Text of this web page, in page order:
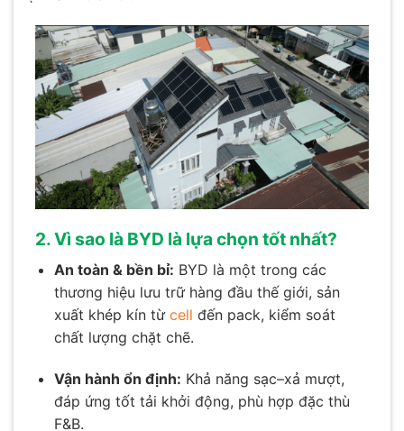
2. Vì sao là BYD là lựa chọn tốt nhất?
An toàn & bền bỉ: BYD là một trong các
thương hiệu lưu trữ hàng đầu thế giới, sản
xuất khép kín từ cell đến pack, kiểm soát
chất lượng chặt chẽ.
Vận hành ổn định: Khả năng sạc–xả mượt,
đáp ứng tốt tải khởi động, phù hợp đặc thù
F&B.